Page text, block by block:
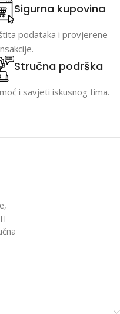
Sigurna kupovina
podataka i provjerene
Stručna podrška
i savjeti iskusnog tima.